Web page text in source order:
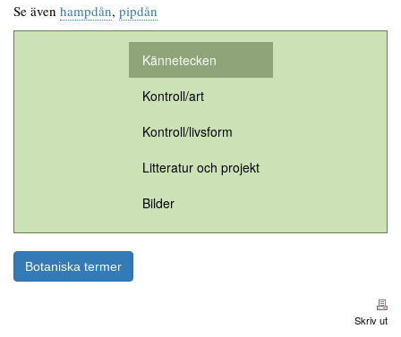
Se även hampdån, pipdån
Kännetecken
Kontroll/art
Kontroll/livsform
Litteratur och projekt
Bilder
Botaniska termer
Skriv ut